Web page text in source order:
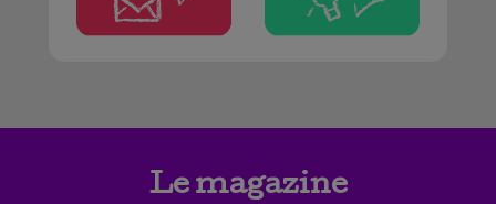
Le magazine